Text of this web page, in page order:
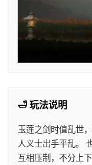
🛁 玩法说明
玉莲之剑时值乱世
人义士出手平乱。
互相压制，不分上